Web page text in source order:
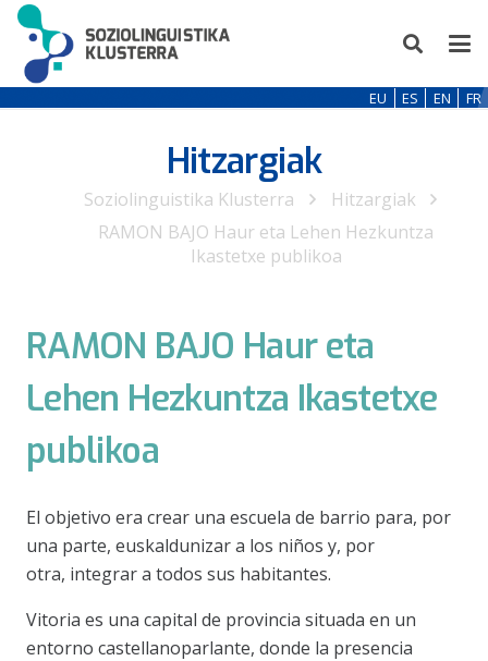
EU ES EN FR
Hitzargiak
Soziolinguistika Klusterra
Hitzargiak
RAMON BAJO Haur eta Lehen Hezkuntza
Ikastetxe publikoa
RAMON BAJO Haur eta
Lehen Hezkuntza Ikastetxe
publikoa
El objetivo era crear una escuela de barrio para, por
una parte, euskaldunizar a los niños y, por
otra, integrar a todos sus habitantes.
Vitoria es una capital de provincia situada en un
entorno castellanoparlante, donde la presencia